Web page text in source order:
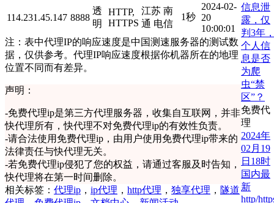
114.231.45.147 8888
透
明
HTTP,
HTTPS
江苏 南
通 电信
1秒
2024-02-
20
10:00:01
注：表中代理IP的响应速度是中国测速服务器的测试数
据，仅供参考。代理IP响应速度根据你机器所在的地理
位置不同而有差异。
声明：
-免费代理ip是第三方代理服务器，收集自互联网，并非
快代理所有，快代理不对免费代理ip的有效性负责。
-请合法使用免费代理ip，由用户使用免费代理ip带来的
法律责任与快代理无关。
-若免费代理ip侵犯了您的权益，请通过客服及时告知，
快代理将在第一时间删除。
相关标签： 代理ip ， ip代理 ， http代理 ， 独享代理 ， 隧道
信息泄
露，仅
判3年
个人信
息是否
为爬
虫“禁
区”？
免费代
理
2024年
02月19
日18时
国内最
新
http/